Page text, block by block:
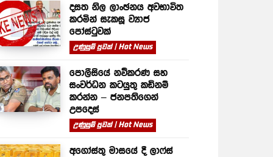
දසත නිල ලාංඡනය අවභාවිත
කරමින් සැකසූ ව්‍යාජ
පෝස්ටුවක්
උණුසුම් පුවත් | Hot News
පොලීසියේ නවීකරණ සහ
සංවර්ධන කටයුතු කඩිනම්
කරන්න – ජනපතිගෙන්
උපදෙස්
උණුසුම් පුවත් | Hot News
අගෝස්තු මාසයේ දී ලාෆ්ස්